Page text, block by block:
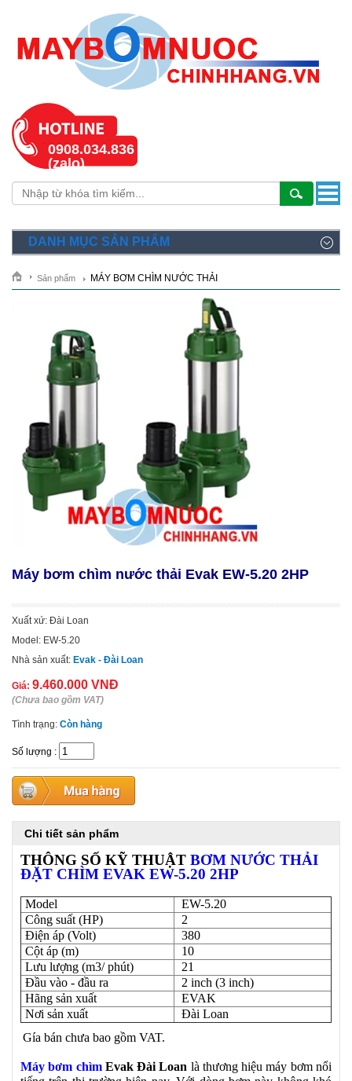
0908.034.836
(zalo)
DANH MỤC SẢN PHẨM
Sản phẩm MÁY BƠM CHÌM NƯỚC THẢI
Máy bơm chìm nước thải Evak EW-5.20 2HP
Xuất xứ: Đài Loan
Model: EW-5.20
Nhà sản xuất: Evak - Đài Loan
Giá: 9.460.000 VNĐ
(Chưa bao gồm VAT)
Tình trạng: Còn hàng
Số lượng :
Chi tiết sản phẩm
THÔNG SỐ KỸ THUẬT BƠM NƯỚC THẢI
ĐẶT CHÌM EVAK EW-5.20 2HP
Model
EW-5.20
Công suất (HP)
2
Điện áp (Volt)
380
Cột áp (m)
10
Lưu lượng (m3/ phút)
21
Đầu vào - đầu ra
2 inch (3 inch)
Hãng sản xuất
EVAK
Nơi sản xuất
Đài Loan
Gía bán chưa bao gồm VAT.
Máy bơm chìmEvak Đài Loan là thương hiệu máy bơm nổi